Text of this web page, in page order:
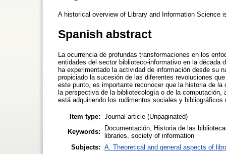
A historical overview of Library and Information Science
Spanish abstract
La ocurrencia de profundas transformaciones en los
entidades del sector biblioteco-informativo en la década
ha experimentado la actividad de información desde su
propiciado la sucesión de las diferentes revoluciones
este punto, es importante reconocer que la historia de
la perspectiva de la bibliotecología o de la
está adquiriendo los rudimentos sociales y bibliográficos
Item type: Journal article (Unpaginated)
Keywords:
Documentación, Historia de las
libraries, society of information
Subjects: A. Theoretical and general aspects of